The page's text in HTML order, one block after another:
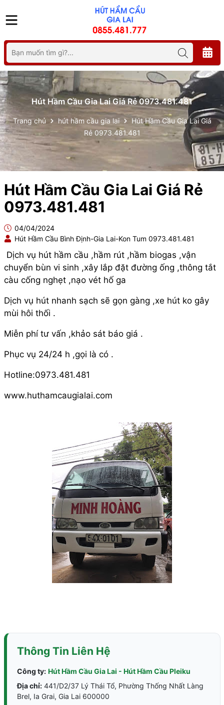
Hút Hầm Cầu Gia Lai Giá Rẻ 0973.481.481
Trang chủ hút hầm cầu gia lai
Hút Hầm Cầu Gia Lai Giá
Rẻ 0973.481.481
Hút Hầm Cầu Gia Lai Giá Rẻ
0973.481.481
04/04/2024
Hút Hầm Cầu Bình Định-Gia Lai-Kon Tum 0973.481.481
Dịch vụ hút hầm cầu ,hầm rút ,hầm biogas ,vận
chuyển bùn vi sinh ,xây lắp đặt đường ống ,thông tắt
càu cống nghẹt ,nạo vét hố ga
Dịch vụ hút nhanh sạch sẽ gọn gàng ,xe hút ko gây
mùi hôi thối .
Miễn phí tư vấn ,khảo sát báo giá .
Phục vụ 24/24 h ,gọi là có .
Hotline:0973.481.481
www.huthamcaugialai.com
Thông Tin Liên Hệ
Công ty: Hút Hầm Cầu Gia Lai - Hút Hầm Cầu Pleiku
Địa chỉ:441/D2/37 Lý Thái Tổ, Phường Thống Nhất Làng
Brel, Ia Grai, Gia Lai 600000